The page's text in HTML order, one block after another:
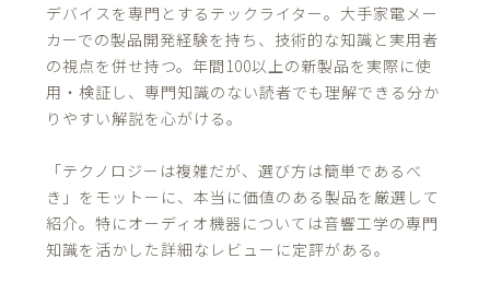
デバイスを専門とするテックライター。大手家電メー
カーでの製品開発経験を持ち、技術的な知識と実用者
の視点を併せ持つ。年間100以上の新製品を実際に使
用・検証し、専門知識のない読者でも理解できる分か
りやすい解説を心がける。
「テクノロジーは複雑だが、選び方は簡単であるべ
き」をモットーに、本当に価値のある製品を厳選して
紹介。特にオーディオ機器については音響工学の専門
知識を活かした詳細なレビューに定評がある。